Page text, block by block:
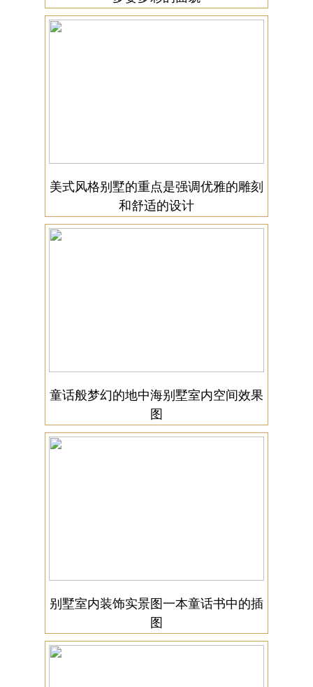
美式风格别墅的重点是强调优雅的雕刻
和舒适的设计
童话般梦幻的地中海别墅室内空间效果
图
别墅室内装饰实景图一本童话书中的插
图